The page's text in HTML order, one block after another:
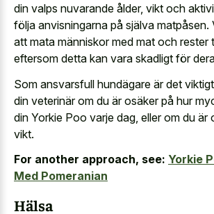
din valps nuvarande ålder, vikt och
följa anvisningarna på själva matpåsen.
att mata människor med mat och rester
eftersom detta kan vara skadligt för
Som ansvarsfull hundägare är det
din veterinär om du är osäker på hur
din Yorkie Poo varje dag, eller om du är
vikt.
For another approach, see: Yorkie
Med Pomeranian
Hälsa